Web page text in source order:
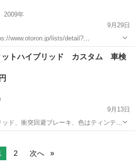
2009年
9月29日
www.otoron.jp/lists/detail?
できちゃう✨...
ット オトロン
ットハイブリッド カスタム 車検
9月13日
ド、衝突回避ブレーキ、色はティンテッ
ッケージ、ロクサーニ16インチブラック
ジ...2 次へ